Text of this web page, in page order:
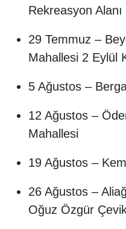
Rekreasyon Alanı
29 Temmuz –
Mahallesi 2 Eylül
5 Ağustos –
12 Ağustos –
Mahallesi
19 Ağustos –
26 Ağustos –
Oğuz Özgür